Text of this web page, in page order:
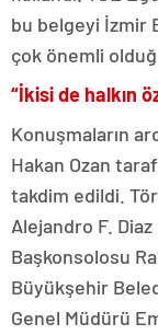
bu belgeyi İzmir
çok önemli
“İkisi de halkın
Konuşmaların
Hakan Ozan
takdim edildi.
Alejandro F.
Başkonsolosu
Büyükşehir
Genel Müdürü